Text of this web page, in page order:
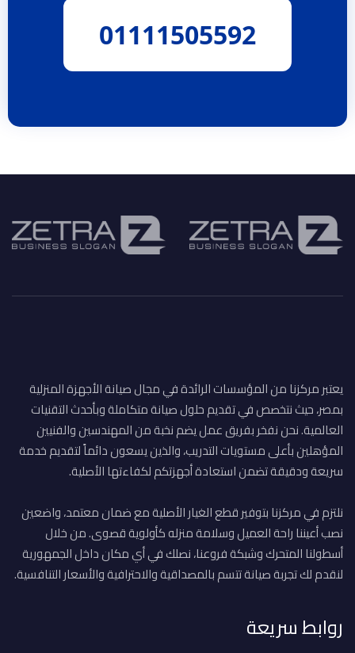
01111505592
يعتبر مركزنا من المؤسسات الرائدة في مجال صيانة الأجهزة المنزلية
بمصر، حيث نتخصص في تقديم حلول صيانة متكاملة وبأحدث التقنيات
العالمية. نحن نفخر بفريق عمل يضم نخبة من المهندسين والفنيين
المؤهلين بأعلى مستويات التدريب، والذين يسعون دائماً لتقديم خدمة
سريعة ودقيقة تضمن استعادة أجهزتكم لكفاءتها الأصلية.
نلتزم في مركزنا بتوفير قطع الغيار الأصلية مع ضمان معتمد، واضعين
نصب أعيننا راحة العميل وسلامة منزله كأولوية قصوى. من خلال
أسطولنا المتحرك وشبكة فروعنا، نصلك في أي مكان داخل الجمهورية
لنقدم لك تجربة صيانة تتسم بالمصداقية والاحترافية والأسعار التنافسية.
روابط سريعة